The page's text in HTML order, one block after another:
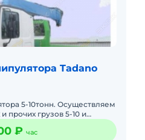
Tadano
5-10тонн. Осуществляем
прочих грузов 5-10 и
без выходных
₽ час